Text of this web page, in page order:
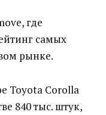
где
самых
рынке.
Toyota Corolla
840 тыс. штук,